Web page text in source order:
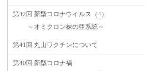
第42回 新型コロナウイルス（4）
～オミクロン株の亜系統～
第41回 丸山ワクチンについて
第40回 新型コロナ禍